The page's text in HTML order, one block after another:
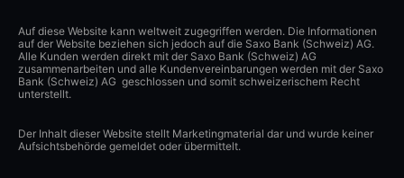
Auf diese Website kann weltweit zugegriffen werden. Die Informationen
auf der Website beziehen sich jedoch auf die Saxo Bank (Schweiz) AG.
Alle Kunden werden direkt mit der Saxo Bank (Schweiz) AG
zusammenarbeiten und alle Kundenvereinbarungen werden mit der Saxo
Bank (Schweiz) AG geschlossen und somit schweizerischem Recht
unterstellt.
Der Inhalt dieser Website stellt Marketingmaterial dar und wurde keiner
Aufsichtsbehörde gemeldet oder übermittelt.